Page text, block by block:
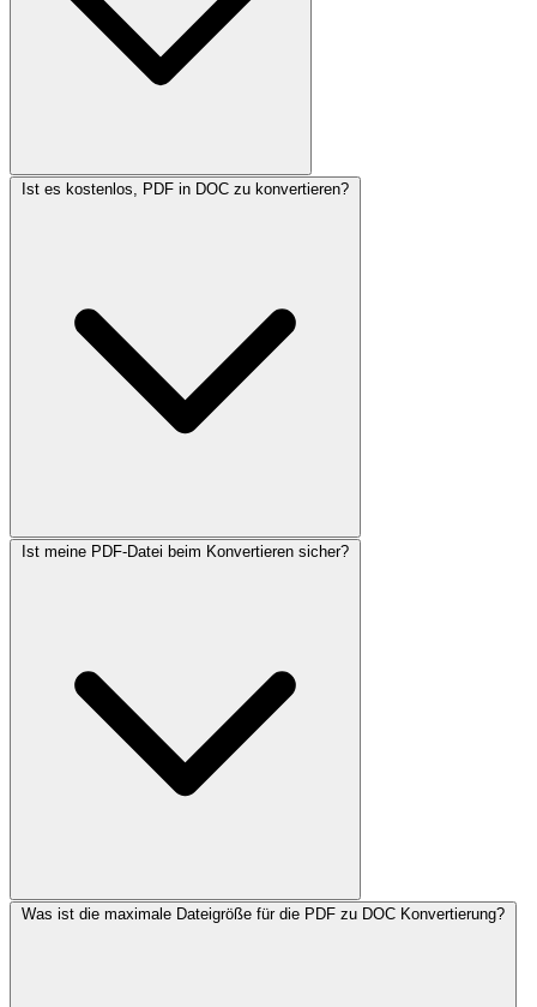
Ist es kostenlos, PDF in DOC zu konvertieren?
Ist meine PDF-Datei beim Konvertieren sicher?
Was ist die maximale Dateigröße für die PDF zu DOC Konvertierung?